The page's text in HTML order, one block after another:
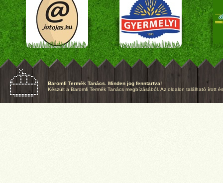
Baromfi Termék Tanács. Minden jog fenntartva!
Készült a Baromfi Termék Tanács megbízásából. Az oldalon található írott